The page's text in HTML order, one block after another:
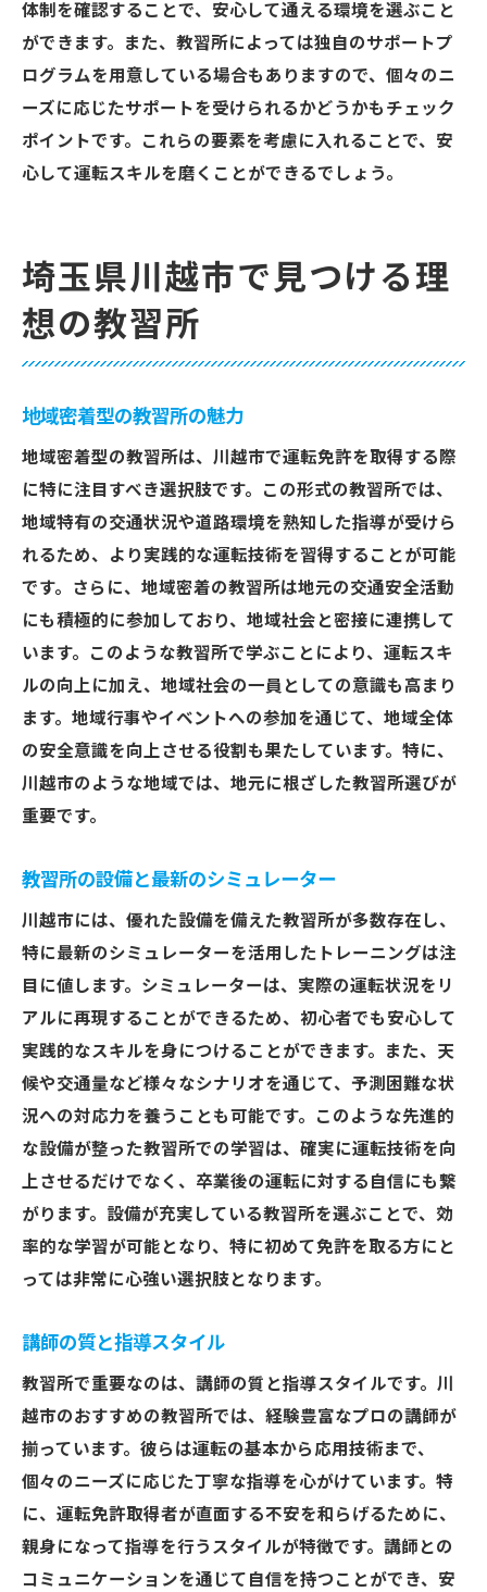
体制を確認することで、安心して通える環境を選ぶこと
ができます。また、教習所によっては独自のサポートプ
ログラムを用意している場合もありますので、個々のニ
ーズに応じたサポートを受けられるかどうかもチェック
ポイントです。これらの要素を考慮に入れることで、安
心して運転スキルを磨くことができるでしょう。
埼玉県川越市で見つける理
想の教習所
地域密着型の教習所の魅力
地域密着型の教習所は、川越市で運転免許を取得する際
に特に注目すべき選択肢です。この形式の教習所では、
地域特有の交通状況や道路環境を熟知した指導が受けら
れるため、より実践的な運転技術を習得することが可能
です。さらに、地域密着の教習所は地元の交通安全活動
にも積極的に参加しており、地域社会と密接に連携して
います。このような教習所で学ぶことにより、運転スキ
ルの向上に加え、地域社会の一員としての意識も高まり
ます。地域行事やイベントへの参加を通じて、地域全体
の安全意識を向上させる役割も果たしています。特に、
川越市のような地域では、地元に根ざした教習所選びが
重要です。
教習所の設備と最新のシミュレーター
川越市には、優れた設備を備えた教習所が多数存在し、
特に最新のシミュレーターを活用したトレーニングは注
目に値します。シミュレーターは、実際の運転状況をリ
アルに再現することができるため、初心者でも安心して
実践的なスキルを身につけることができます。また、天
候や交通量など様々なシナリオを通じて、予測困難な状
況への対応力を養うことも可能です。このような先進的
な設備が整った教習所での学習は、確実に運転技術を向
上させるだけでなく、卒業後の運転に対する自信にも繋
がります。設備が充実している教習所を選ぶことで、効
率的な学習が可能となり、特に初めて免許を取る方にと
っては非常に心強い選択肢となります。
講師の質と指導スタイル
教習所で重要なのは、講師の質と指導スタイルです。川
越市のおすすめの教習所では、経験豊富なプロの講師が
揃っています。彼らは運転の基本から応用技術まで、
個々のニーズに応じた丁寧な指導を心がけています。特
に、運転免許取得者が直面する不安を和らげるために、
親身になって指導を行うスタイルが特徴です。講師との
コミュニケーションを通じて自信を持つことができ、安